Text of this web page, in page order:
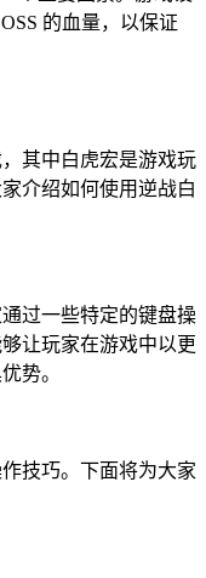
的血量，以保证
其中白虎宏是游戏玩
介绍如何使用逆战白
过一些特定的键盘操
让玩家在游戏中以更
势。
技巧。下面将为大家